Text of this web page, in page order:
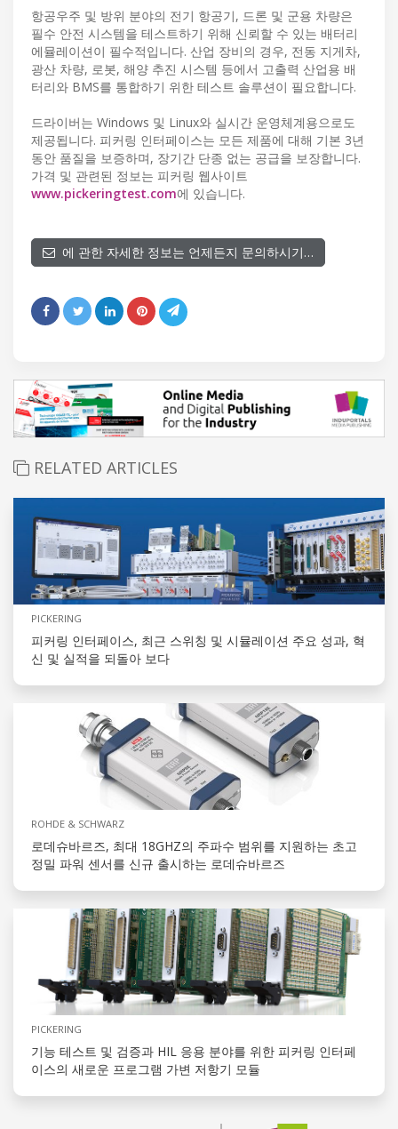
항공우주 및 방위 분야의 전기 항공기, 드론 및 군용 차량은
필수 안전 시스템을 테스트하기 위해 신뢰할 수 있는 배터리
에뮬레이션이 필수적입니다. 산업 장비의 경우, 전동 지게차,
광산 차량, 로봇, 해양 추진 시스템 등에서 고출력 산업용 배
터리와 BMS를 통합하기 위한 테스트 솔루션이 필요합니다.
드라이버는 Windows 및 Linux와 실시간 운영체계용으로도
제공됩니다. 피커링 인터페이스는 모든 제품에 대해 기본 3년
동안 품질을 보증하며, 장기간 단종 없는 공급을 보장합니다.
가격 및 관련된 정보는 피커링 웹사이트
www.pickeringtest.com에 있습니다.
에 관한 자세한 정보는 언제든지 문의하시기…
RELATED ARTICLES
PICKERING
피커링 인터페이스, 최근 스위칭 및 시뮬레이션 주요 성과, 혁
신 및 실적을 되돌아 보다
ROHDE & SCHWARZ
로데슈바르즈, 최대 18GHZ의 주파수 범위를 지원하는 초고
정밀 파워 센서를 신규 출시하는 로데슈바르즈
PICKERING
기능 테스트 및 검증과 HIL 응용 분야를 위한 피커링 인터페
이스의 새로운 프로그램 가변 저항기 모듈